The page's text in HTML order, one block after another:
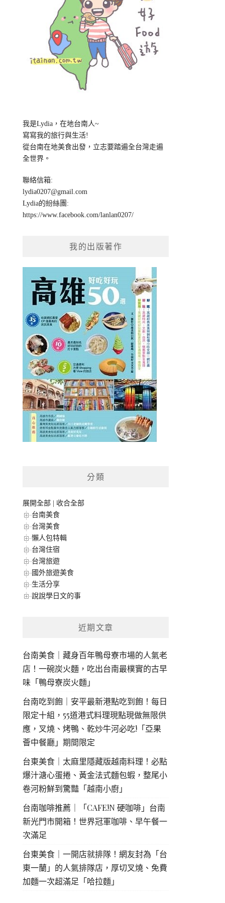
我是Lydia，在地台南人~
寫寫我的旅行與生活!
從台南在地美食出發，立志要踏遍全台灣走遍
全世界。
聯絡信箱:
lydia0207@gmail.com
Lydia的紛絲團:
https://www.facebook.com/lanlan0207/
我的出版著作
分類
展開全部
收合全部
台南美食
台灣美食
懶人包特輯
台灣住宿
台灣旅遊
國外旅遊美食
生活分享
說說學日文的事
近期文章
台南美食｜藏身百年鴨母寮市場的人氣老
店！一碗炭火麵，吃出台南最樸實的古早
味「鴨母寮炭火麵」
台南吃到飽｜安平最新港點吃到飽！每日
限定十組，55道港式料理現點現做無限供
應，叉燒、烤鴨、乾炒牛河必吃!「亞果
薈中餐廳」期間限定
台東美食｜太麻里隱藏版越南料理！必點
爆汁溏心蛋捲、黃金法式麵包蝦，整尾小
卷河粉鮮到驚豔「越南小廚」
台南咖啡推薦｜「CAFE!N 硬咖啡」台南
新光門市開箱！世界冠軍咖啡、早午餐一
次滿足
台東美食｜一開店就排隊！網友封為「台
東一蘭」的人氣排隊店，厚切叉燒、免費
加麵一次超滿足「哈拉麵」